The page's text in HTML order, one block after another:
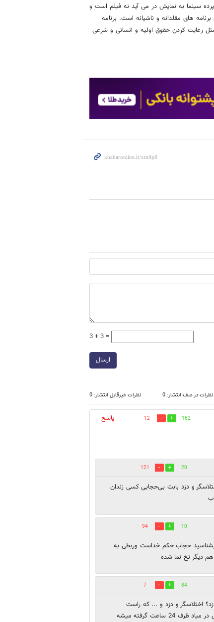
سینما به نمایش در می آید نه فیلم است و
های مقلدانه و ناشیانه است. برنامه
رعایت کردن حقوق اولیه و انسانی و شرعی
3 + 3 =
ارسال
نظرات در صف انتشار: 0 نظرات غیرقابل انتشار: 0
162
12
پاسخ
20
121
و دزد بابت بی‌حجابی کسی زندان
10
94
حجاب حکم خداست وربطی به
دیگر نخ نما شده
84
7
اختلاسگر و دزد و ... که راست
راست دارن راه میرن. اون دزدی که میگیرن چون فیلمش در میاد ظرف 24 ساعت گرفته میشه